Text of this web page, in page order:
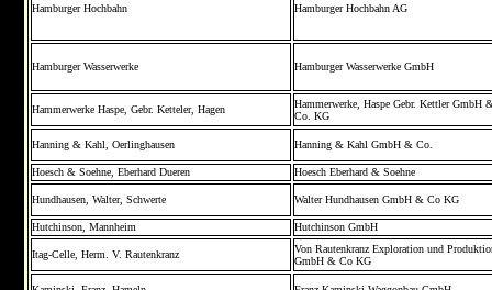
Hamburger Hochbahn Hamburger Hochbahn AG
Hamburger Wasserwerke Hamburger Wasserwerke GmbH
Hammerwerke Haspe, Gebr. Ketteler, Hagen
Hammerwerke, Haspe Gebr. Kettler GmbH
Co. KG
Hanning & Kahl, Oerlinghausen Hanning & Kahl GmbH & Co.
Hoesch & Soehne, Eberhard Dueren Hoesch Eberhard & Soehne
Hundhausen, Walter, Schwerte Walter Hundhausen GmbH & Co KG
Hutchinson, Mannheim Hutchinson GmbH
Itag-Celle, Herm. V. Rautenkranz
Von Rautenkranz Exploration und
GmbH & Co KG